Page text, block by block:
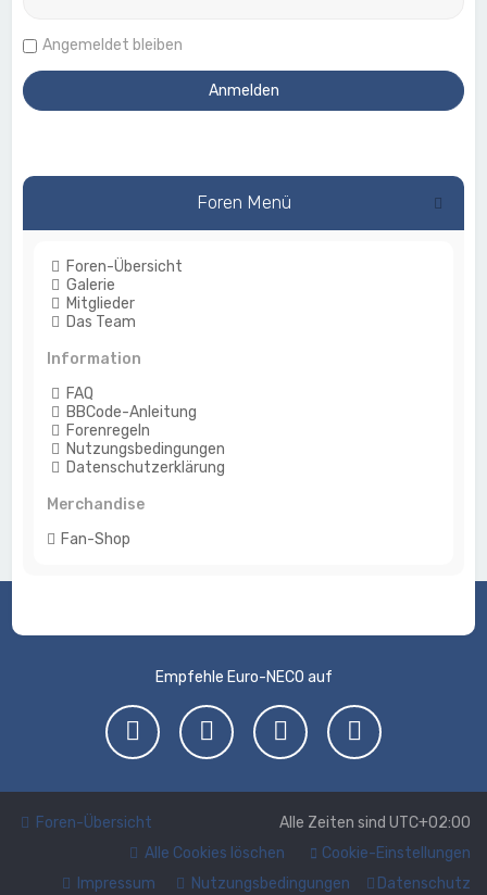
Angemeldet bleiben
Foren Menü
Foren-Übersicht
Galerie
Mitglieder
Das Team
Information
FAQ
BBCode-Anleitung
Forenregeln
Nutzungsbedingungen
Datenschutzerklärung
Merchandise
Fan-Shop
Empfehle Euro-NECO auf
Foren-Übersicht Alle Zeiten sind UTC+02:00
Cookie-Einstellungen
Alle Cookies löschen
Datenschutz
Nutzungsbedingungen
Impressum